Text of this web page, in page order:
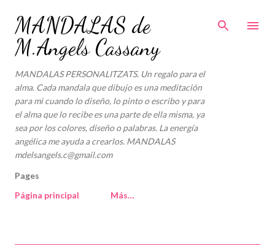
Ir al contenido principal
MANDALAS de
M.Angels Cassany
MANDALAS PERSONALITZATS. Un regalo para el
alma. Cada mandala que dibujo es una meditación
para mi cuando lo diseño, lo pinto o escribo y para
el alma que lo recibe es una parte de ella misma, ya
sea por los colores, diseño o palabras. La energía
angélica me ayuda a crearlos. MANDALAS
mdelsangels.c@gmail.com
Pages
Página principal
Más…